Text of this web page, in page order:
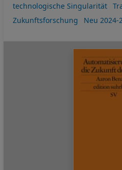
technologische Singularität
Zukunftsforschung
Neu 2024-